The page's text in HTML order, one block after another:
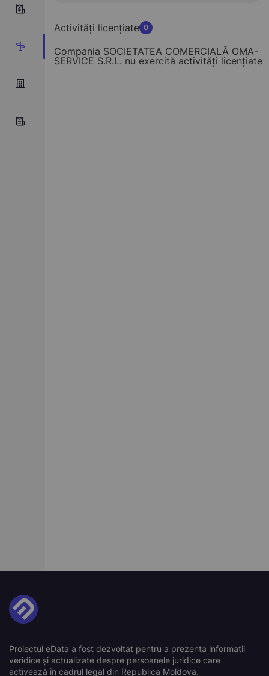
3
Activități licențiate 0
Compania SOCIETATEA COMERCIALĂ OMA-
SERVICE S.R.L. nu exercită activități licențiate
Proiectul eData a fost dezvoltat pentru a prezenta informații
veridice și actualizate despre persoanele juridice care
activează în cadrul legal din Republica Moldova.